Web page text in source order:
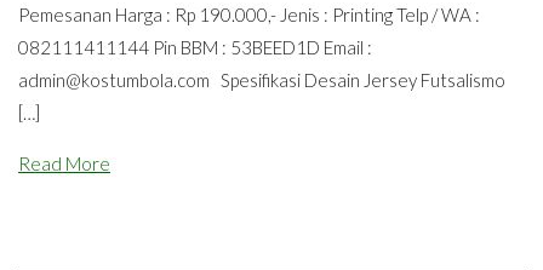
Pemesanan Harga : Rp 190.000,- Jenis : Printing Telp / WA :
082111411144 Pin BBM : 53BEED1D Email :
admin@kostumbola.com Spesifikasi Desain Jersey Futsalismo
[…]
Read More